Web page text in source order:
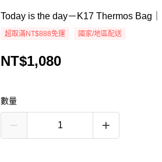
Today is the day－K17 Thermos Bag
超取滿NT$888免運 國家/地區配送
NT$1,080
數量